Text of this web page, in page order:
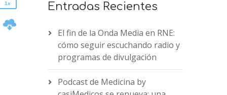
1x Entradas Recientes
El fin de la Onda Media en RNE:
cómo seguir escuchando radio y
programas de divulgación
Podcast de Medicina by